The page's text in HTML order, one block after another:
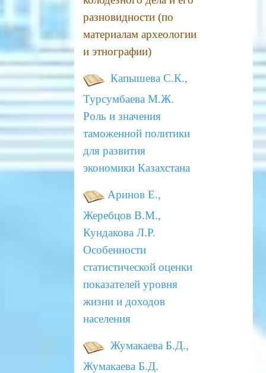
разновидности (по
материалам археологии
и этнографии)
Капышева С.К.,
Турсумбаева М.Ж.
Роль и значения
таможенной политики
для развития
экономики Казахстана
Аринов Е.,
Жеребцов В.М.,
Кундакова Л.Р.
Особенности
статистической оценки
показателей уровня
жизни и доходов
населения
Жумакаева Б.Д.,
Жумакаева Б.Д.